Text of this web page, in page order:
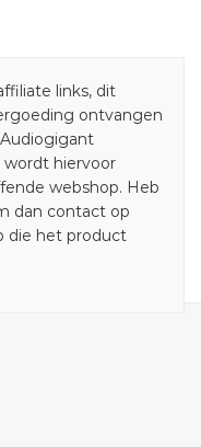
links, dit
ontvangen
hiervoor
webshop. Heb
dan contact op
die het product